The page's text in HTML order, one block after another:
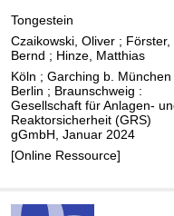
t
u
r
v
e
r
t
r
g
s
s
p
e
z
i
f
i
c
t
u
n
g
d
e
r
Tongestein
Czaikowski, Oliver ; Förster,
Bernd ; Hinze, Matthias
Köln ; Garching b. München
Berlin ; Braunschweig :
Gesellschaft für Anlagen-
Reaktorsicherheit (GRS)
gGmbH, Januar 2024
[Online Ressource]